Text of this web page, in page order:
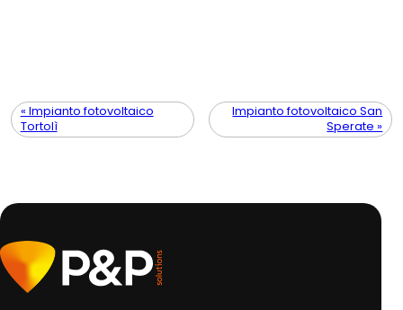
« Impianto fotovoltaico
Tortolì
Impianto fotovoltaico San
Sperate »